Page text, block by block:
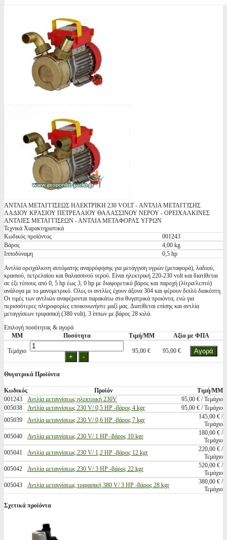
ΑΝΤΛΙΑ ΜΕΤΑΓΓΙΣΕΩΣ ΗΛΕΚΤΡΙΚΗ 230 VOLT - ΑΝΤΛΙΑ ΜΕΤΑΓΓΙΣΗΣ
ΛΑΔΙΟΥ ΚΡΑΣΙΟΥ ΠΕΤΡΕΛΑΙΟΥ ΘΑΛΑΣΣΙΝΟΥ ΝΕΡΟΥ - ΟΡΕΙΧΑΛΚΙΝΕΣ
ΑΝΤΛΙΕΣ ΜΕΤΑΓΓΙΣΕΩΝ - ΑΝΤΛΙΑ ΜΕΤΑΦΟΡΑΣ ΥΓΡΩΝ
Τεχνικά Χαρακτηριστικά
Κωδικός προϊόντος
001243
Βάρος
4,00 kg
Ιπποδύναμη
0,5 hp
Αντλία ορειχάλκινη αυτόματης αναρρόφησης για μετάγγιση υγρών (μεταφορά), λαδιού,
κρασιού, πετρελαίου και θαλασσινού νερού. Είναι ηλεκτρική 220-230 volt και διατίθεται
σε έξι τύπους από 0, 5 hp έως 3, 0 hp με διαφορετικό βάρος και παροχή (λίτρα/λεπτό)
ανάλογα με το μανομετρικό. Oλες οι αντλίες έχουν άξονα 304 και φέρουν διπλό διακόπτη.
Οι τιμές των αντλιών αναφέρονται παρακάτω στα θυγατρικά προιόντα, ενώ για
περισσότερες πληροφορίες εποικινωνήστε μαζί μας. Διατίθεται επίσης και αντλία
μεταγγίσεων τριφασική (380 volt), 3 ίππων με βάρος 28 κιλά.
Επιλογή ποσότητας & αγορά
ΜΜ
Ποσότητα Τιμή/ΜΜ Αξία με ΦΠΑ
Τεμάχιο 95,00 € 95,00 €
Θυγατρικά Προϊόντα
Κωδικός Προϊόν
Τιμή/ΜΜ
001243
Αντλία μεταγγίσεως ηλεκτρική 230V
95,00 € / Τεμάχιο
005038
Αντλία μεταγγίσεως 230 V/ 0,5 HP -βάρος 4 kgr
95,00 € / Τεμάχιο
005039
Αντλία μεταγγίσεως 230 V/ 0,6 HP -βάρος 7 kgr
145,00 € /
Τεμάχιο
005040
Αντλία μεταγγίσεως 230 V/ 1 HP -βάρος 10 kgr
180,00 € /
Τεμάχιο
005041
Αντλία μεταγγίσεως 230 V/ 1,2 HP -βάρος 12 kgr
220,00 € /
Τεμάχιο
005042
Αντλία μεταγγίσεως 230 V/ 3 HP -βάρος 22 kgr
520,00 € /
Τεμάχιο
005043
Αντλία μεταγγίσεως τριφασική 380 V/ 3 HP -βάρος 28 kgr
380,00 € /
Τεμάχιο
Σχετικά προϊόντα